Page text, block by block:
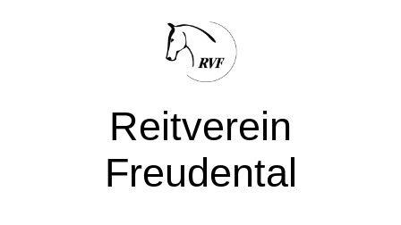
Reitverein
Freudental